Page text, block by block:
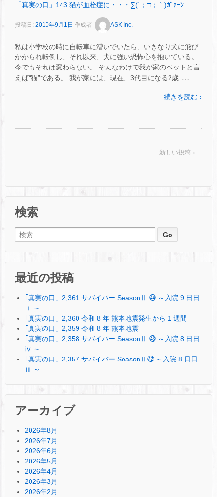
「真実の口」143 猫が血栓症に・・・∑(´；□；｀)ｶﾞｧｰﾝ
投稿日: 2010年9月1日 作成者: ASK Inc.
私は小学校の時に自転車に漕いでいたら、いきなり犬に飛び
かかられ転倒し、それ以来、犬に強い恐怖心を抱いている。
今でもそれは変わらない。 そんなわけで我が家のペットと言
えば“猫”である。 我が家には、現在、3代目になる2歳 …
続きを読む ›
新しい投稿 ›
検索
検索:
最近の投稿
｢真実の口」2,361 サバイバー SeasonⅡ ㊹ ～入院 9 日日
ⅰ ～
｢真実の口」2,360 令和 8 年 熊本地震発生から 1 週間
｢真実の口」2,359 令和 8 年 熊本地震
｢真実の口」2,358 サバイバー SeasonⅡ ㊸ ～入院 8 日日
ⅳ ～
｢真実の口」2,357 サバイバー SeasonⅡ㊷ ～入院 8 日日
ⅲ ～
アーカイブ
2026年8月
2026年7月
2026年6月
2026年5月
2026年4月
2026年3月
2026年2月